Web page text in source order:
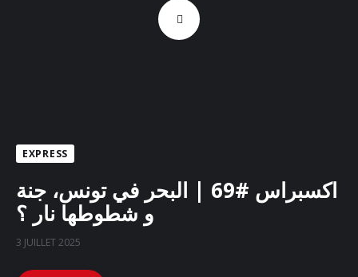
EXPRESS
اكسبراس #69 | البحر في تونس، جنة
و شطوطها نار ؟
3 JUILLET 2025